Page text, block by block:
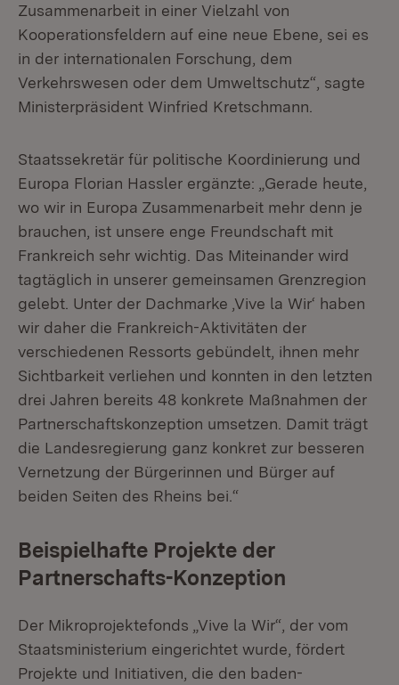
Zusammenarbeit in einer Vielzahl von
Kooperationsfeldern auf eine neue Ebene, sei es
in der internationalen Forschung, dem
Verkehrswesen oder dem Umweltschutz“, sagte
Ministerpräsident Winfried Kretschmann.
Staatssekretär für politische Koordinierung und
Europa Florian Hassler ergänzte: „Gerade heute,
wo wir in Europa Zusammenarbeit mehr denn je
brauchen, ist unsere enge Freundschaft mit
Frankreich sehr wichtig. Das Miteinander wird
tagtäglich in unserer gemeinsamen Grenzregion
gelebt. Unter der Dachmarke ,Vive la Wir‘ haben
wir daher die Frankreich-Aktivitäten der
verschiedenen Ressorts gebündelt, ihnen mehr
Sichtbarkeit verliehen und konnten in den letzten
drei Jahren bereits 48 konkrete Maßnahmen der
Partnerschaftskonzeption umsetzen. Damit trägt
die Landesregierung ganz konkret zur besseren
Vernetzung der Bürgerinnen und Bürger auf
beiden Seiten des Rheins bei.“
Beispielhafte Projekte der
Partnerschafts-Konzeption
Der Mikroprojektefonds „Vive la Wir“, der vom
Staatsministerium eingerichtet wurde, fördert
Projekte und Initiativen, die den baden-